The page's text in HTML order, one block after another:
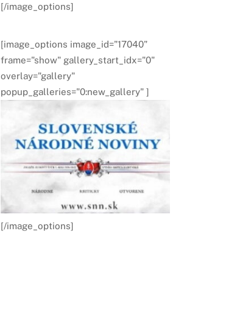
[/image_options]
[image_options image_id="17040"
frame="show" gallery_start_idx="0"
overlay="gallery"
popup_galleries="0:new_gallery" ]
[/image_options]